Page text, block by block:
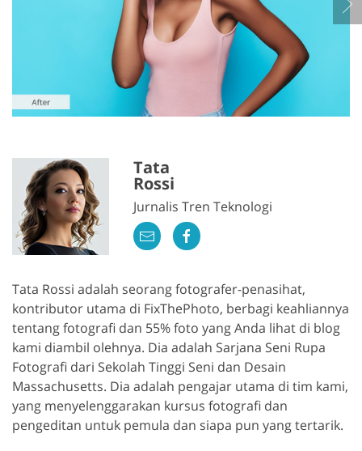
Tata
Rossi
Jurnalis Tren Teknologi
Tata Rossi adalah seorang fotografer-penasihat,
kontributor utama di FixThePhoto, berbagi keahliannya
tentang fotografi dan 55% foto yang Anda lihat di blog
kami diambil olehnya. Dia adalah Sarjana Seni Rupa
Fotografi dari Sekolah Tinggi Seni dan Desain
Massachusetts. Dia adalah pengajar utama di tim kami,
yang menyelenggarakan kursus fotografi dan
pengeditan untuk pemula dan siapa pun yang tertarik.